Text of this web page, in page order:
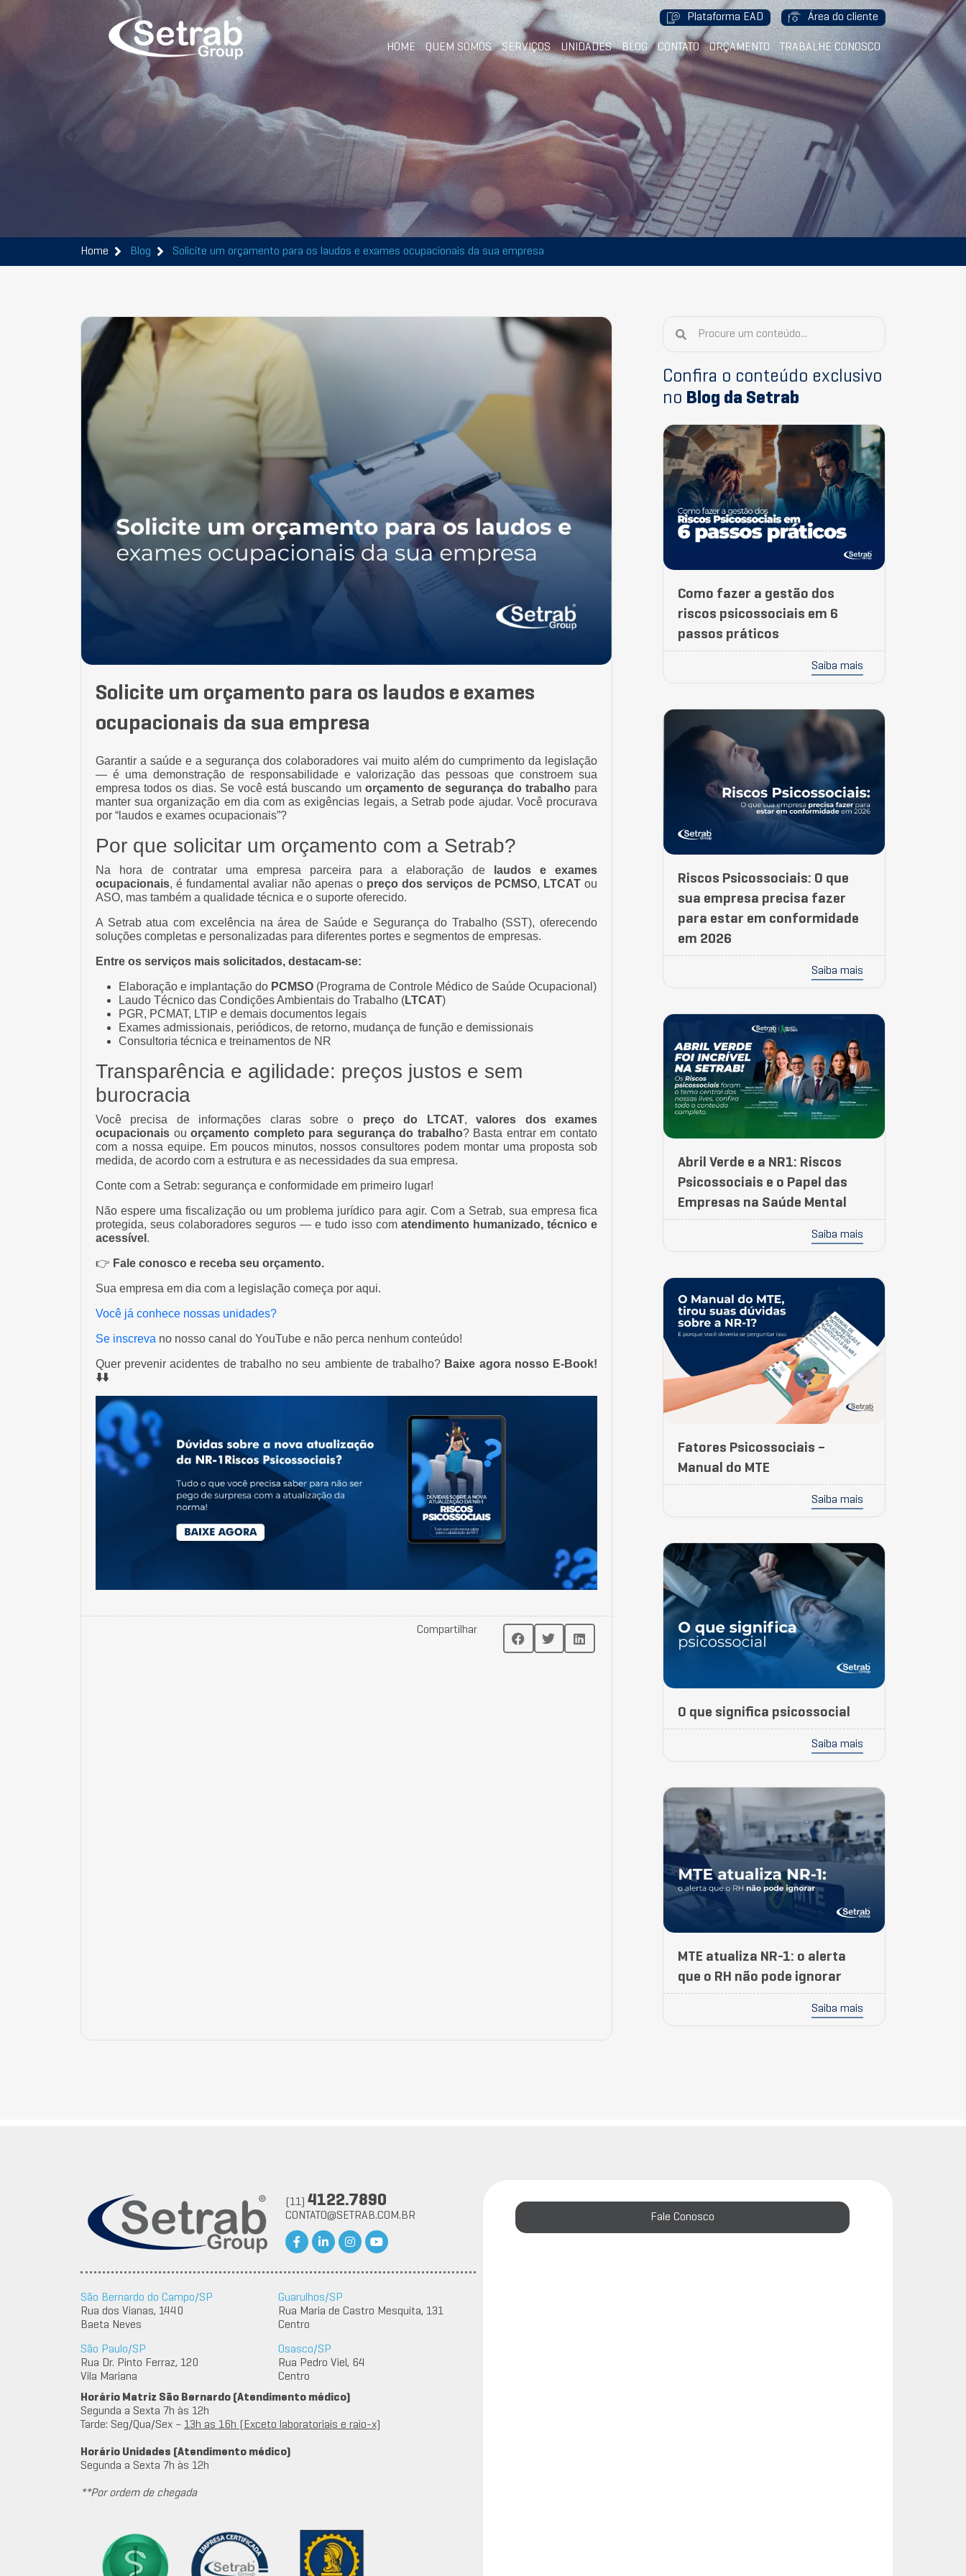
Plataforma EAD Área do cliente
HOME QUEM SOMOS SERVIÇOS UNIDADES BLOG CONTATO ORÇAMENTO TRABALHE CONOSCO
Home Blog Solicite um orçamento para os laudos e exames ocupacionais da sua empresa
Solicite um orçamento para os laudos e exames
ocupacionais da sua empresa
Garantir a saúde e a segurança dos colaboradores vai muito além do cumprimento da legislação
— é uma demonstração de responsabilidade e valorização das pessoas que constroem sua
empresa todos os dias. Se você está buscando um orçamento de segurança do trabalhopara
manter sua organização em dia com as exigências legais, a Setrab pode ajudar. Você procurava
por “laudos e exames ocupacionais”?
Por que solicitar um orçamento com a Setrab?
Na hora de contratar uma empresa parceira para a elaboração de
laudos e exames
ocupacionais, é fundamental avaliar não apenas o preço dos serviços de PCMSO, LTCATou
ASO, mas também a qualidade técnica e o suporte oferecido.
A Setrab atua com excelência na área de Saúde e Segurança do Trabalho (SST), oferecendo
soluções completas e personalizadas para diferentes portes e segmentos de empresas.
Entre os serviços mais solicitados, destacam-se:
Elaboração e implantação do PCMSO (Programa de Controle Médico de Saúde Ocupacional)
Laudo Técnico das Condições Ambientais do Trabalho (LTCAT)
PGR, PCMAT, LTIP e demais documentos legais
Exames admissionais, periódicos, de retorno, mudança de função e demissionais
Consultoria técnica e treinamentos de NR
Transparência e agilidade: preços justos e sem
burocracia
Você precisa de informações claras sobre o preço do LTCAT,valores dos exames
ocupacionais ouorçamento completo para segurança do trabalho? Basta entrar em contato
com a nossa equipe. Em poucos minutos, nossos consultores podem montar uma proposta sob
medida, de acordo com a estrutura e as necessidades da sua empresa.
Conte com a Setrab: segurança e conformidade em primeiro lugar!
Não espere uma fiscalização ou um problema jurídico para agir. Com a Setrab, sua empresa fica
protegida, seus colaboradores seguros — e tudo isso com atendimento humanizado, técnico e
acessível .
👉 Fale conosco e receba seu orçamento.
Sua empresa em dia com a legislação começa por aqui.
Você já conhece nossas unidades?
Se inscreva no nosso canal do YouTube e não perca nenhum conteúdo!
Quer prevenir acidentes de trabalho no seu ambiente de trabalho? Baixe agora nosso E-Book!
⬇️⬇️
Compartilhar
Confira o conteúdo exclusivo
no Blog da Setrab
Como fazer a gestão dos
riscos psicossociais em 6
passos práticos
Saiba mais
Riscos Psicossociais: O que
sua empresa precisa fazer
para estar em conformidade
em 2026
Saiba mais
Abril Verde e a NR1: Riscos
Psicossociais e o Papel das
Empresas na Saúde Mental
Saiba mais
Fatores Psicossociais –
Manual do MTE
Saiba mais
O que significa psicossocial
Saiba mais
MTE atualiza NR-1: o alerta
que o RH não pode ignorar
Saiba mais
(11) 4122.7890
CONTATO@SETRAB.COM.BR
São Bernardo do Campo/SP
Rua dos Vianas, 1440
Baeta Neves
São Paulo/SP
Rua Dr. Pinto Ferraz, 120
Vila Mariana
Guarulhos/SP
Rua Maria de Castro Mesquita, 131
Centro
Osasco/SP
Rua Pedro Viel, 64
Centro
Horário Matriz São Bernardo (Atendimento médico)
Segunda a Sexta 7h às 12h
Tarde: Seg/Qua/Sex – 13h as 16h (Exceto laboratoriais e raio-x)
Horário Unidades (Atendimento médico)
Segunda a Sexta 7h às 12h
**Por ordem de chegada
Fale Conosco